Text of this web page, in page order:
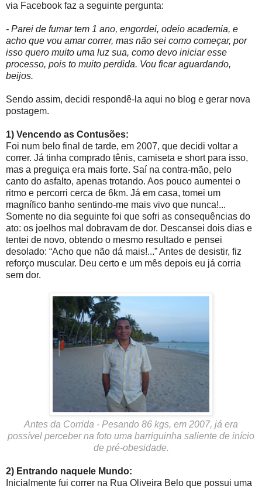
via Facebook faz a seguinte pergunta:
- Parei de fumar tem 1 ano, engordei, odeio academia, e
acho que vou amar correr, mas não sei como começar, por
isso quero muito uma luz sua, como devo iniciar esse
processo, pois to muito perdida. Vou ficar aguardando,
beijos.
Sendo assim, decidi respondê-la aqui no blog e gerar nova
postagem.
1) Vencendo as Contusões:
Foi num belo final de tarde, em 2007, que decidi voltar a
correr. Já tinha comprado tênis, camiseta e short para isso,
mas a preguiça era mais forte. Saí na contra-mão, pelo
canto do asfalto, apenas trotando. Aos pouco aumentei o
ritmo e percorri cerca de 6km. Já em casa, tomei um
magnífico banho sentindo-me mais vivo que nunca!...
Somente no dia seguinte foi que sofri as consequências do
ato: os joelhos mal dobravam de dor. Descansei dois dias e
tentei de novo, obtendo o mesmo resultado e pensei
desolado: “Acho que não dá mais!...” Antes de desistir, fiz
reforço muscular. Deu certo e um mês depois eu já corria
sem dor.
Antes da Corrida - Pesando 86 kgs, em 2007, já era
possível perceber na foto uma barriguinha saliente de início
de pré-obesidade.
2) Entrando naquele Mundo:
Inicialmente fui correr na Rua Oliveira Belo que possui uma